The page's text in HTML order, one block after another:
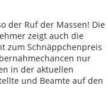
der Ruf der Massen! Die
zeigt auch die
zum Schnäppchenpreis
nur
in der aktuellen
und Beamte auf den